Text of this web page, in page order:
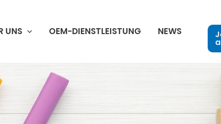
UNS OEM-DIENSTLEISTUNG
NEWS